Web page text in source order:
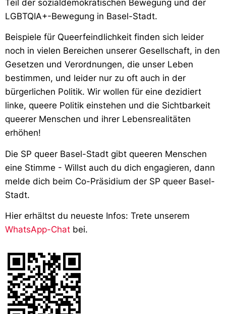
Teil der sozialdemokratischen Bewegung und der
LGBTQIA+-Bewegung in Basel-Stadt.
Beispiele für Queerfeindlichkeit finden sich leider
noch in vielen Bereichen unserer Gesellschaft, in den
Gesetzen und Verordnungen, die unser Leben
bestimmen, und leider nur zu oft auch in der
bürgerlichen Politik. Wir wollen für eine dezidiert
linke, queere Politik einstehen und die Sichtbarkeit
queerer Menschen und ihrer Lebensrealitäten
erhöhen!
Die SP queer Basel-Stadt gibt queeren Menschen
eine Stimme - Willst auch du dich engagieren, dann
melde dich beim Co-Präsidium der SP queer Basel-
Stadt.
Hier erhältst du neueste Infos: Trete unserem
WhatsApp-Chat bei.